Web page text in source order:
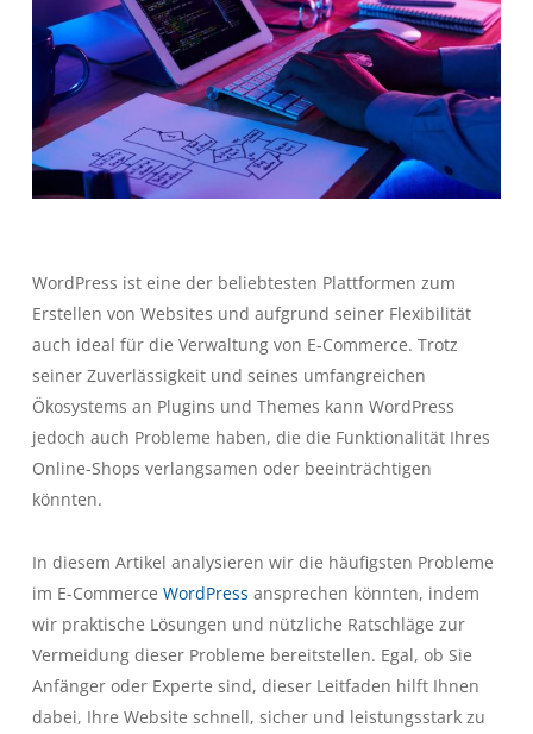
WordPress ist eine der beliebtesten Plattformen zum
Erstellen von Websites und aufgrund seiner Flexibilität
auch ideal für die Verwaltung von E-Commerce. Trotz
seiner Zuverlässigkeit und seines umfangreichen
Ökosystems an Plugins und Themes kann WordPress
jedoch auch Probleme haben, die die Funktionalität Ihres
Online-Shops verlangsamen oder beeinträchtigen
könnten.
In diesem Artikel analysieren wir die häufigsten Probleme
im E-Commerce WordPress ansprechen könnten, indem
wir praktische Lösungen und nützliche Ratschläge zur
Vermeidung dieser Probleme bereitstellen. Egal, ob Sie
Anfänger oder Experte sind, dieser Leitfaden hilft Ihnen
dabei, Ihre Website schnell, sicher und leistungsstark zu